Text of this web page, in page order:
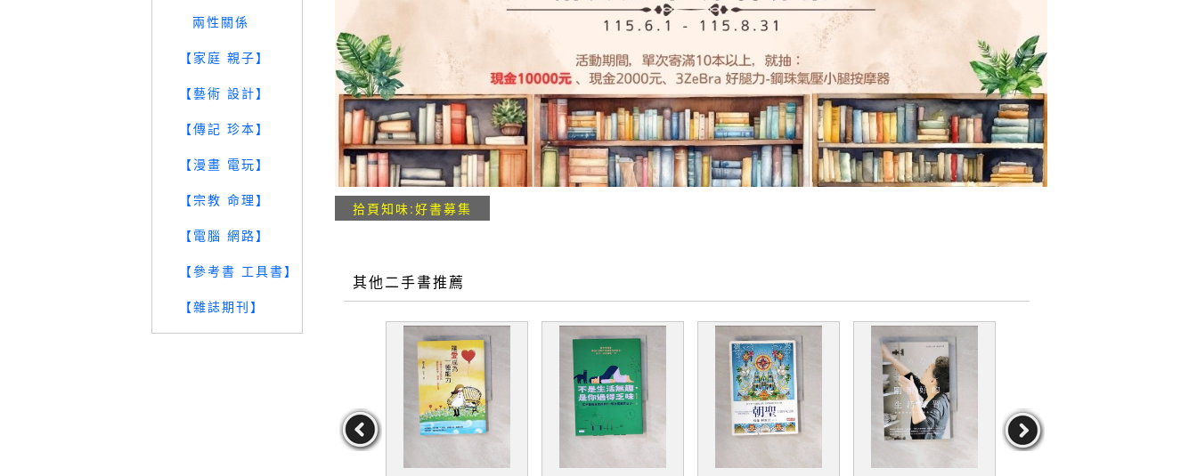
兩性關係
【家庭 親子】
【藝術 設計】
【傳記 珍本】
【漫畫 電玩】
【宗教 命理】
【電腦 網路】
【參考書 工具書】
【雜誌期刊】
拾頁知味:好書募集
其他二手書推薦